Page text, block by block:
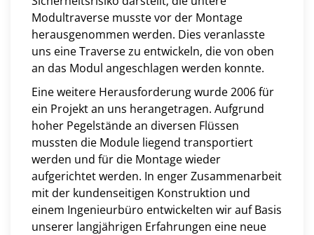
Modultraverse musste vor der Montage
herausgenommen werden. Dies veranlasste
uns eine Traverse zu entwickeln, die von oben
an das Modul angeschlagen werden konnte.
Eine weitere Herausforderung wurde 2006 für
ein Projekt an uns herangetragen. Aufgrund
hoher Pegelstände an diversen Flüssen
mussten die Module liegend transportiert
werden und für die Montage wieder
aufgerichtet werden. In enger Zusammenarbeit
mit der kundenseitigen Konstruktion und
einem Ingenieurbüro entwickelten wir auf Basis
unserer langjährigen Erfahrungen eine neue